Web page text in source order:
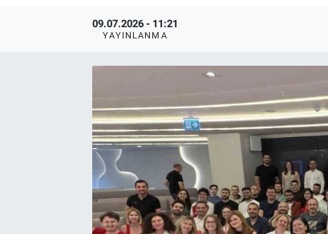
09.07.2026 - 11:21
YAYINLANMA